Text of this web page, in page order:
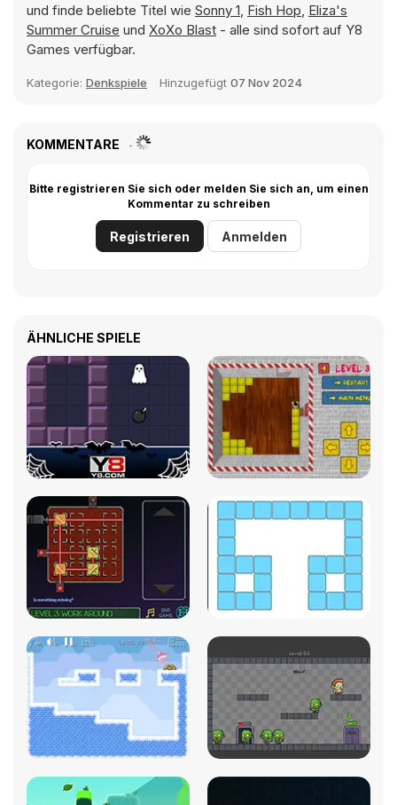
und finde beliebte Titel wie Sonny 1, Fish Hop, Eliza's
Summer Cruise und XoXo Blast - alle sind sofort auf Y8
Games verfügbar.
Kategorie: Denkspiele Hinzugefügt 07 Nov 2024
KOMMENTARE
Bitte registrieren Sie sich oder melden Sie sich an, um einen
Kommentar zu schreiben
Registrieren Anmelden
ÄHNLICHE SPIELE